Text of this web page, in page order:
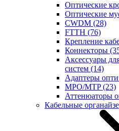
Оптические
Оптические
CWDM (28)
FTTH (76)
Крепление
Коннекторы
Аксессуары
систем (14)
Адаптеры
MPO/MTP(23)
Аттенюаторы
Кабельные